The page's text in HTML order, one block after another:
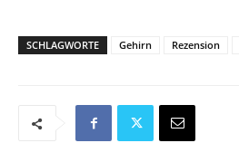
SCHLAGWORTE Gehirn Rezension